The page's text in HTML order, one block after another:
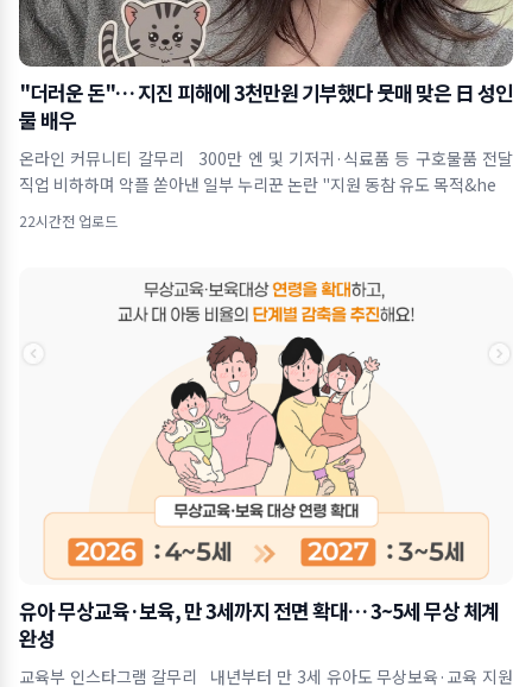
"더러운 돈"… 지진 피해에 3천만원 기부했다 뭇매 맞은 日 성인
물 배우
온라인 커뮤니티 갈무리 300만 엔 및 기저귀·식료품 등 구호물품 전달
직업 비하하며 악플 쏟아낸 일부 누리꾼 논란 "지원 동참 유도 목적&he
22시간전 업로드
유아 무상교육·보육, 만 3세까지 전면 확대… 3~5세 무상 체계
완성
교육부 인스타그램 갈무리 내년부터 만 3세 유아도 무상보육·교육 지원